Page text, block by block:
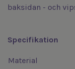
baksidan - och
Specifikation
Material